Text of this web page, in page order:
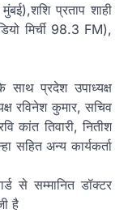
प्रताप शाही
मिर्ची 98.3 FM),
प्रदेश उपाध्यक्ष
रविनेश कुमार, सचिव
कांत तिवारी, नितीश
सहित अन्य कार्यकर्ता
से सम्मानित डॉक्टर
है